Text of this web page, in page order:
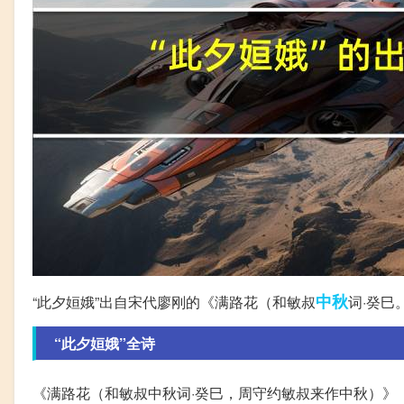
“此夕姮娥”出自宋代廖刚的《满路花（和敏叔中秋词·癸巳
“此夕姮娥”全诗
《满路花（和敏叔中秋词·癸巳，周守约敏叔来作中秋）》